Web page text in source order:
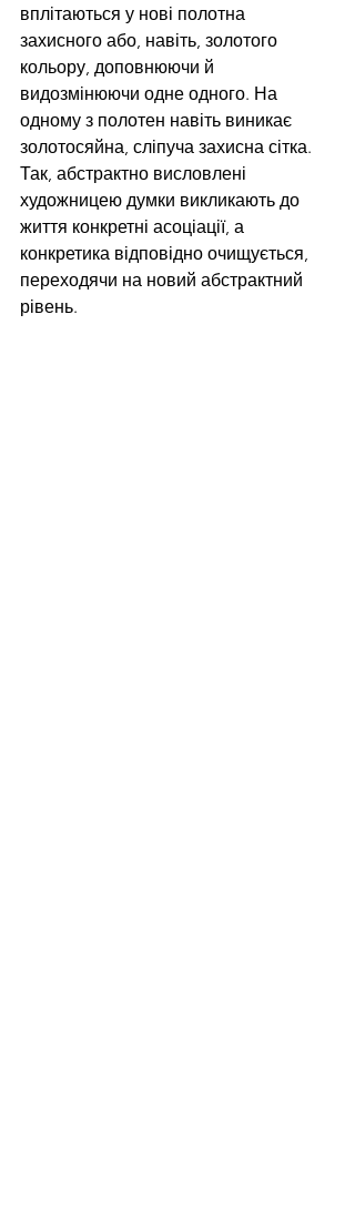
вплітаються у нові полотна
захисного або, навіть, золотого
кольору, доповнюючи й
видозмінюючи одне одного. На
одному з полотен навіть виникає
золотосяйна, сліпуча захисна сітка.
Так, абстрактно висловлені
художницею думки викликають до
життя конкретні асоціації, а
конкретика відповідно очищується,
переходячи на новий абстрактний
рівень.